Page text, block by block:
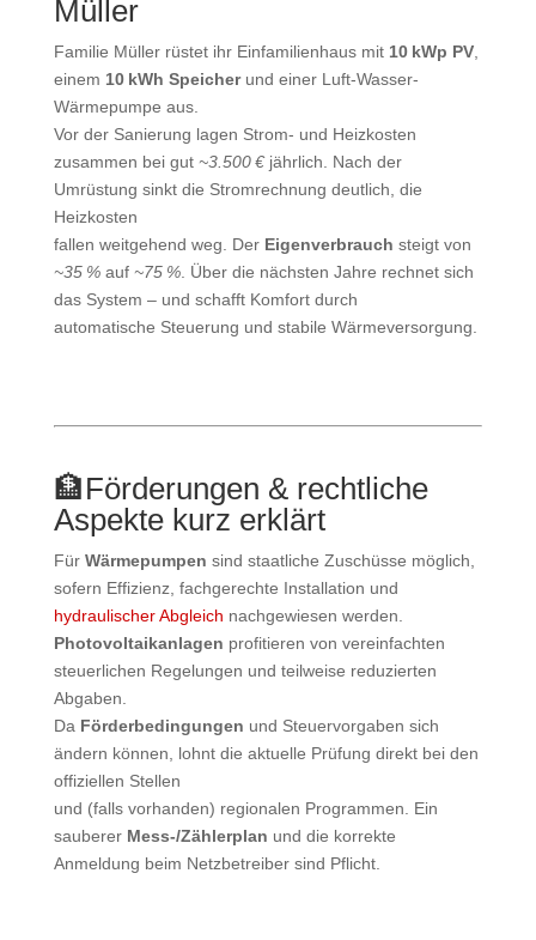
Müller
Familie Müller rüstet ihr Einfamilienhaus mit 10 kWp PV,
einem 10 kWh Speicherund einer Luft-Wasser-
Wärmepumpe aus.
Vor der Sanierung lagen Strom- und Heizkosten
zusammen bei gut ~3.500 €jährlich. Nach der
Umrüstung sinkt die Stromrechnung deutlich, die
Heizkosten
fallen weitgehend weg. Der Eigenverbrauch steigt von
~35 %auf ~75 %. Über die nächsten Jahre rechnet sich
das System – und schafft Komfort durch
automatische Steuerung und stabile Wärmeversorgung.
🏦Förderungen & rechtliche
Aspekte kurz erklärt
Für Wärmepumpen sind staatliche Zuschüsse möglich,
sofern Effizienz, fachgerechte Installation und
hydraulischer Abgleich nachgewiesen werden.
Photovoltaikanlagen profitieren von vereinfachten
steuerlichen Regelungen und teilweise reduzierten
Abgaben.
Da Förderbedingungen und Steuervorgaben sich
ändern können, lohnt die aktuelle Prüfung direkt bei den
offiziellen Stellen
und (falls vorhanden) regionalen Programmen. Ein
sauberer Mess-/Zählerplan und die korrekte
Anmeldung beim Netzbetreiber sind Pflicht.